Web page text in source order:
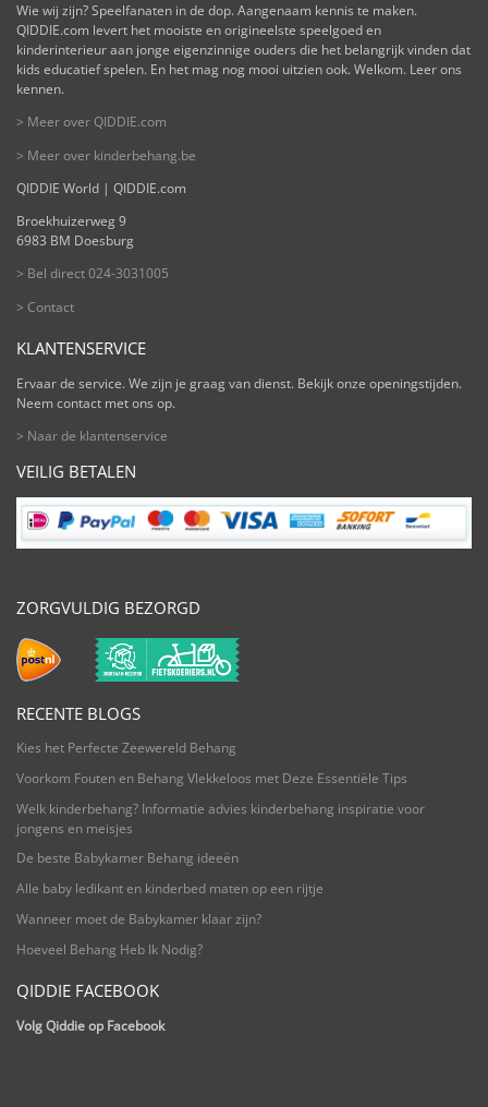
Wie wij zijn? Speelfanaten in de dop. Aangenaam kennis te maken.
QIDDIE.com levert het mooiste en origineelste speelgoed en
kinderinterieur aan jonge eigenzinnige ouders die het belangrijk vinden dat
kids educatief spelen. En het mag nog mooi uitzien ook. Welkom. Leer ons
kennen.
> Meer over QIDDIE.com
> Meer over kinderbehang.be
QIDDIE World | QIDDIE.com
Broekhuizerweg 9
6983 BM Doesburg
> Bel direct 024-3031005
> Contact
KLANTENSERVICE
Ervaar de service. We zijn je graag van dienst. Bekijk onze openingstijden.
Neem contact met ons op.
> Naar de klantenservice
VEILIG BETALEN
ZORGVULDIG BEZORGD
RECENTE BLOGS
Kies het Perfecte Zeewereld Behang
Voorkom Fouten en Behang Vlekkeloos met Deze Essentiële Tips
Welk kinderbehang? Informatie advies kinderbehang inspiratie voor
jongens en meisjes
De beste Babykamer Behang ideeën
Alle baby ledikant en kinderbed maten op een rijtje
Wanneer moet de Babykamer klaar zijn?
Hoeveel Behang Heb Ik Nodig?
QIDDIE FACEBOOK
Volg Qiddie op Facebook